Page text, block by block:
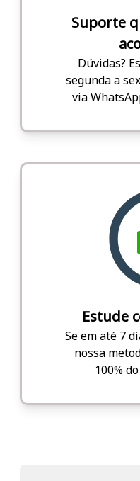
Suporte
Dúvidas?
segunda a
via
Estude
Se em até 7
nossa
100%